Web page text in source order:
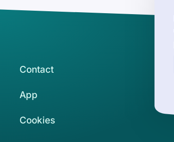
Contact
App
Cookies